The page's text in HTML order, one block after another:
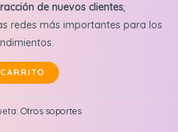
de nuevos clientes,
redes más importantes para los
Otros soportes